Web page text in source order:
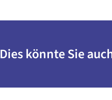
Dies könnte Sie